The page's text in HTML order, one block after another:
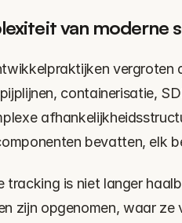
van moderne
vergroten
containerisatie,
bevatten, elk
tracking is niet langer
zijn opgenomen, waar